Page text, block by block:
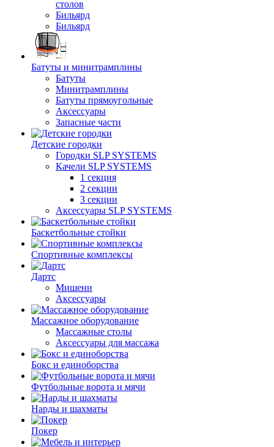
столов
Бильяpд
Бильяpд
Батуты и минитрамплины
Батуты
Минитрамплины
Батуты прямоугольные
Аксессуары
Запасные части
Детские городки
Городки SLP SYSTEMS
Качели SLP SYSTEMS
1 секция
2 секции
3 секции
Аксессуары SLP SYSTEMS
Баскетбольные стойки
Спортивные комплексы
Дартс
Мишени
Аксессуары
Массажное оборудование
Массажные столы
Аксессуары для массажа
Бокс и единоборства
Футбольные ворота и мячи
Нарды и шахматы
Покер